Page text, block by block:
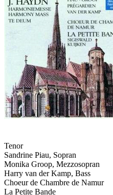
Tenor
Sandrine Piau, Sopran
Monika Groop, Mezzosopran
Harry van der Kamp, Bass
Choeur de Chambre de Namur
La Petite Bande